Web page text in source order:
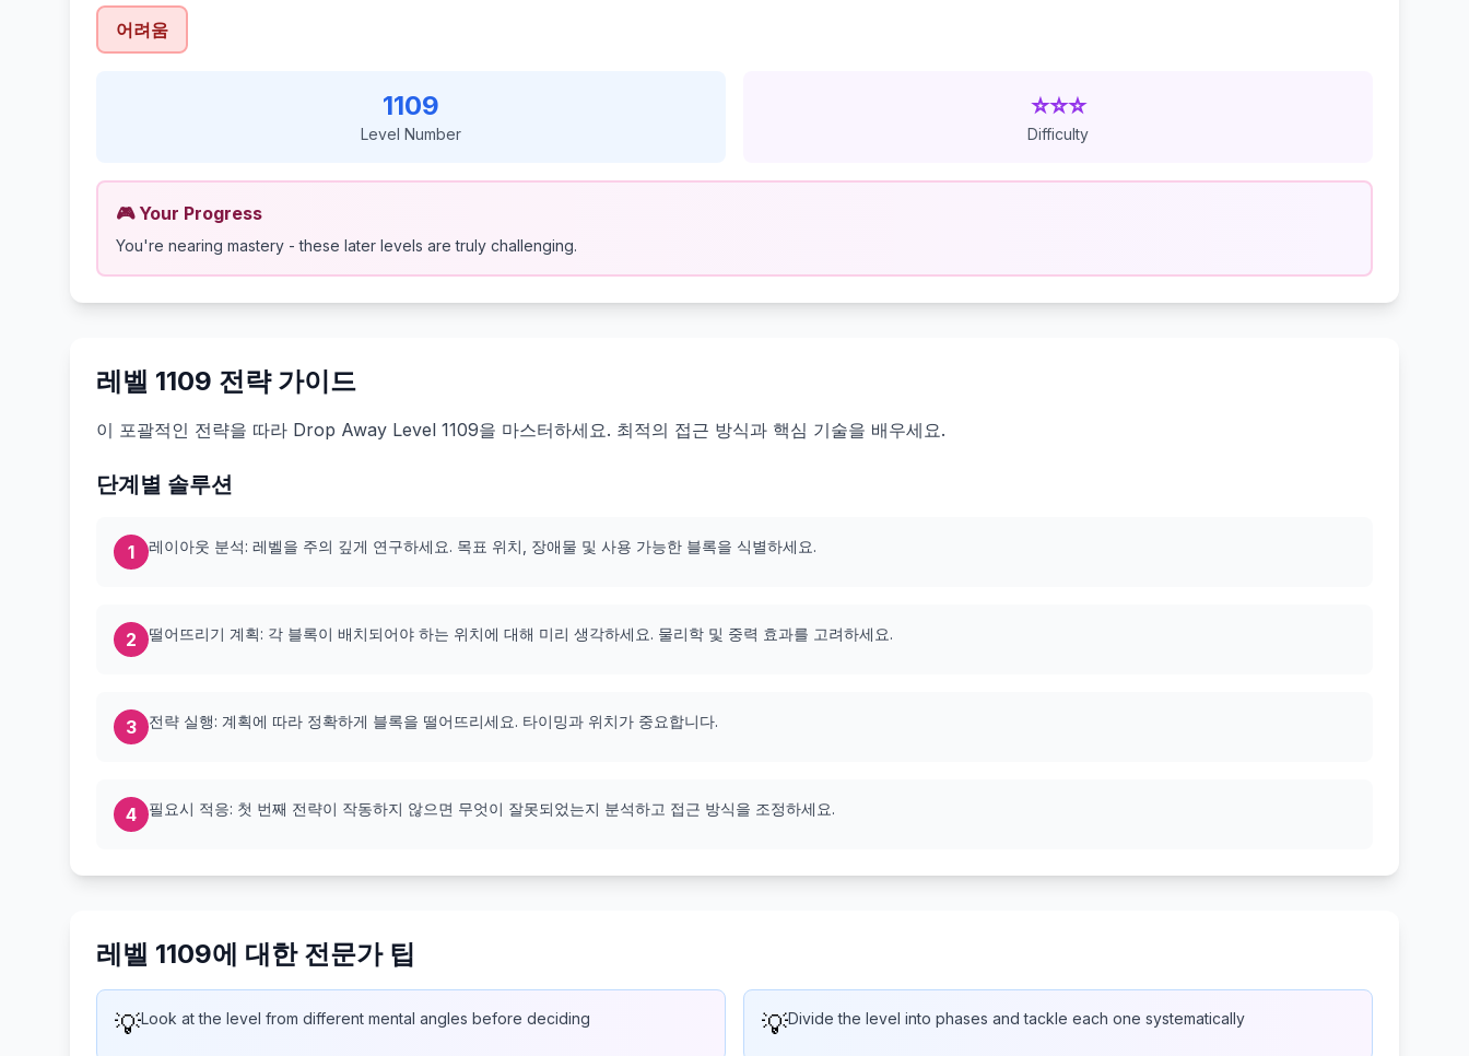
어려움
1109
Level Number
⭐⭐⭐
Difficulty
🎮 Your Progress
You're nearing mastery - these later levels are truly challenging.
레벨 1109 전략 가이드
이 포괄적인 전략을 따라 Drop Away Level 1109을 마스터하세요. 최적의 접근 방식과 핵심 기술을 배우세요.
단계별 솔루션
1 레이아웃 분석: 레벨을 주의 깊게 연구하세요. 목표 위치, 장애물 및 사용 가능한 블록을 식별하세요.
2 떨어뜨리기 계획: 각 블록이 배치되어야 하는 위치에 대해 미리 생각하세요. 물리학 및 중력 효과를 고려하세요.
3 전략 실행: 계획에 따라 정확하게 블록을 떨어뜨리세요. 타이밍과 위치가 중요합니다.
4 필요시 적응: 첫 번째 전략이 작동하지 않으면 무엇이 잘못되었는지 분석하고 접근 방식을 조정하세요.
레벨 1109에 대한 전문가 팁
💡Look at the level from different mental angles before deciding 💡Divide the level into phases and tackle each one systematically